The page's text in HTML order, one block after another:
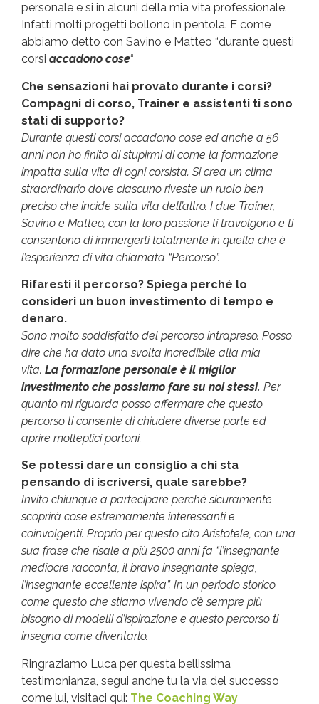
personale e si in alcuni della mia vita professionale.
Infatti molti progetti bollono in pentola. E come
abbiamo detto con Savino e Matteo “durante questi
corsi accadono cose“
Che sensazioni hai provato durante i corsi?
Compagni di corso, Trainer e assistenti ti sono
stati di supporto?
Durante questi corsi accadono cose ed anche a 56
anni non ho finito di stupirmi di come la formazione
impatta sulla vita di ogni corsista. Si crea un clima
straordinario dove ciascuno riveste un ruolo ben
preciso che incide sulla vita dell’altro. I due Trainer,
Savino e Matteo, con la loro passione ti travolgono e ti
consentono di immergerti totalmente in quella che è
l’esperienza di vita chiamata “Percorso”.
Rifaresti il percorso? Spiega perché lo
consideri un buon investimento di tempo e
denaro.
Sono molto soddisfatto del percorso intrapreso. Posso
dire che ha dato una svolta incredibile alla mia
vita. La formazione personale è il miglior
investimento che possiamo fare su noi stessi. Per
quanto mi riguarda posso affermare che questo
percorso ti consente di chiudere diverse porte ed
aprire molteplici portoni.
Se potessi dare un consiglio a chi sta
pensando di iscriversi, quale sarebbe?
Invito chiunque a partecipare perché sicuramente
scoprirà cose estremamente interessanti e
coinvolgenti. Proprio per questo cito Aristotele, con una
sua frase che risale a più 2500 anni fa “l’insegnante
mediocre racconta, il bravo insegnante spiega,
l’insegnante eccellente ispira”. In un periodo storico
come questo che stiamo vivendo c’è sempre più
bisogno di modelli d’ispirazione e questo percorso ti
insegna come diventarlo.
Ringraziamo Luca per questa bellissima
testimonianza, segui anche tu la via del successo
come lui, visitaci qui: The Coaching Way